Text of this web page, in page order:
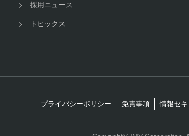
採用ニュース
トピックス
プライバシーポリシー 免責事項 情報セ